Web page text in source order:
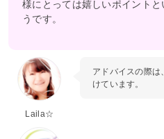
様にとっては嬉しいポイントと
うです。
Laila☆
アドバイスの際
けています。